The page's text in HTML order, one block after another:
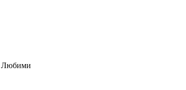
Любими